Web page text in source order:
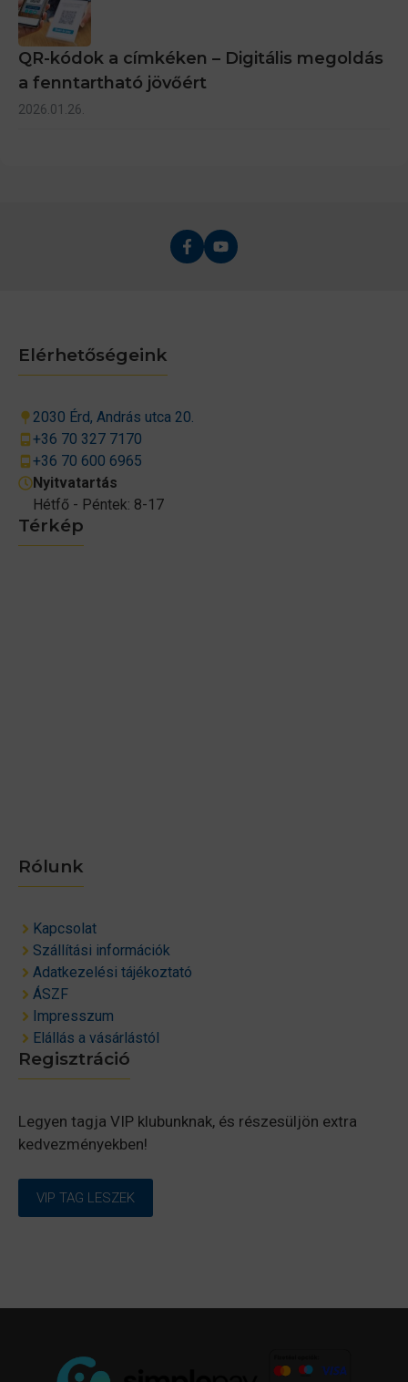
QR-kódok a címkéken – Digitális megoldás
a fenntartható jövőért
2026.01.26.
Térkép
Rólunk
Kapcsolat
Szállítási információk
Adatkezelési tájékoztató
ÁSZF
Impresszum
Elállás a vásárlástól
Elérhetőségeink
2030 Érd, András utca 20.
+36 70 327 7170
+36 70 600 6965
Nyitvatartás
Hétfő - Péntek: 8-17
Regisztráció
Legyen tagja VIP klubunknak, és részesüljön extra
kedvezményekben!
VIP TAG LESZEK